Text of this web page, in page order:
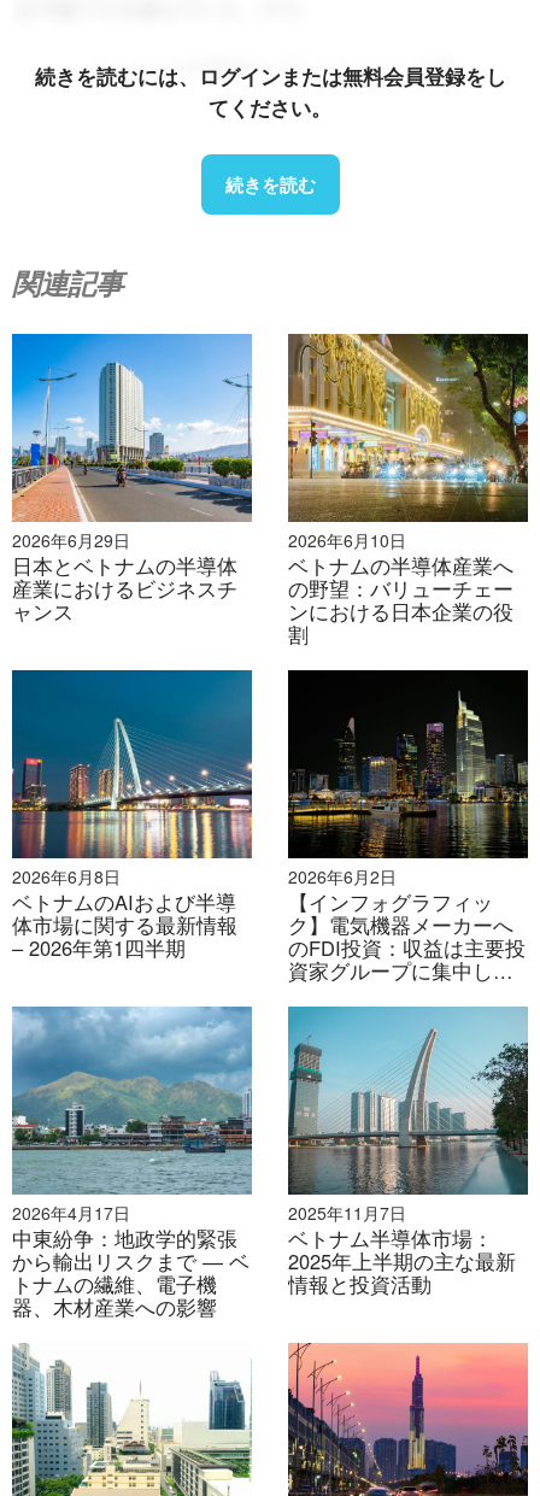
ベトナムの半導体サプライチェーン企業
資料: B&Company
ベトナムの半導体サプライチェーンに
おける課題
ベトナムは半導体サプライチェーンへの参画を深める大
きな機会を有している。しかし、ベトナムの半導体産業
への参画には課題が残っている。第一に、質の高い人材
の不足である。2024年には、ベトナムは年間約15万人
のエンジニアを必要とするが、現状ではその需要の60%
しか満たせていない。特に半導体分野だけでも年間
5,000人から10,000人のエンジニアが必要であるが、供
給量はその需要の20%未満にとどまっている。[12]. 第
二に、複雑な行政規制と手続きです。ベトナムの輸入、
輸出、通関に関する規制と行政手続きは、時に時間がか
かり、透明性に欠ける場合があります。これは、生産用
の原材料を輸入しようとする企業にとって、コスト増と
遅延につながります。最後に、先端技術へのアクセスが
限られていることが、この産業におけるベトナムの成長
コストと複雑な法的要件のために、最先端技術へのアク
セス交渉に苦労することがよくあります。さらに、新技
術の導入の遅れは、ベトナムのハイテク企業のグローバ
ル市場における競争力に影響を与えます。.
続きを読むには、ログインまたは無料会員登録をし
てください。
続きを読む
関連記事
2026年6月29日
日本とベトナムの半導体
産業におけるビジネスチ
ャンス
2026年6月10日
ベトナムの半導体産業へ
の野望：バリューチェー
ンにおける日本企業の役
割
2026年6月8日
ベトナムのAIおよび半導
体市場に関する最新情報
– 2026年第1四半期
2026年6月2日
【インフォグラフィッ
ク】電気機器メーカーへ
のFDI投資：収益は主要投
資家グループに集中した
2026年4月17日
中東紛争：地政学的緊張
から輸出リスクまで ― ベ
トナムの繊維、電子機
器、木材産業への影響
2025年11月7日
ベトナム半導体市場：
2025年上半期の主な最新
情報と投資活動